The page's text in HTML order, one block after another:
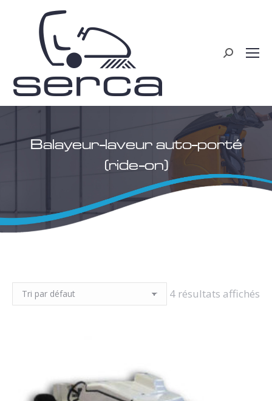
Recherche
Balayeur-laveur auto-porté
(ride-on)
4 résultats affichés